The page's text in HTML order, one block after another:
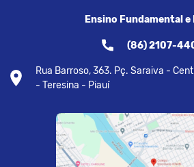
Ensino Fundamental e
(86) 2107-
Rua Barroso, 363. Pç. Saraiva -
- Teresina - Piauí